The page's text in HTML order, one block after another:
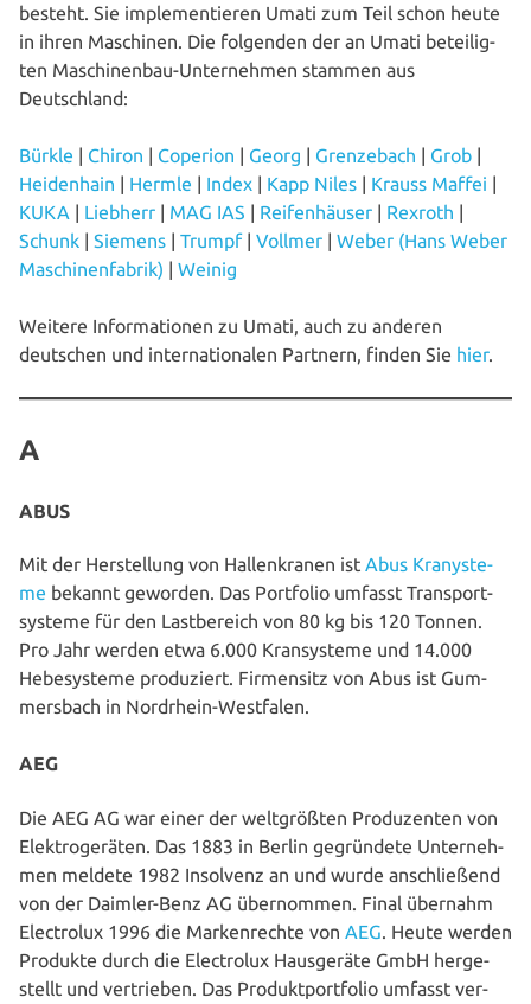
besteht. Sie imple­men­tie­ren Umati zum Teil schon heute
in ihren Maschinen. Die folgenden der an Umati betei­lig­
ten Maschi­nen­bau-Unter­neh­men stammen aus
Deutschland:
Bürkle | Chiron | Coperion | Georg | Gren­ze­bach | Grob |
Hei­den­hain | Hermle | Index | Kapp Niles | Krauss Maffei |
KUKA | Liebherr | MAG IAS | Rei­fen­häu­ser | Rexroth |
Schunk | Siemens | Trumpf| Vollmer | Weber (Hans Weber
Maschi­nen­fa­brik) | Weinig
Weitere Infor­ma­tio­nen zu Umati, auch zu anderen
deutschen und inter­na­tio­na­len Partnern, finden Sie hier.
A
ABUS
Mit der Her­stel­lung von Hal­len­kra­nen ist Abus Kra­ny­s­te­
me bekannt geworden. Das Portfolio umfasst Trans­port­
sys­te­me für den Last­be­reich von 80 kg bis 120 Tonnen.
Pro Jahr werden etwa 6.000 Kran­sys­te­me und 14.000
Hebe­sys­te­me pro­du­ziert. Fir­men­sitz von Abus ist Gum­
mers­bach in Nordrhein-Westfalen.
AEG
Die AEG AG war einer der welt­größ­ten Pro­du­zen­ten von
Elek­tro­ge­rä­ten. Das 1883 in Berlin gegrün­de­te Unter­neh­
men meldete 1982 Insolvenz an und wurde anschlie­ßend
von der Daimler-Benz AG über­nom­men. Final übernahm
Elec­tro­lux 1996 die Mar­ken­rech­te von AEG. Heute werden
Produkte durch die Elec­tro­lux Haus­ge­rä­te GmbH her­ge­
stellt und ver­trie­ben. Das Pro­dukt­port­fo­lio umfasst ver­